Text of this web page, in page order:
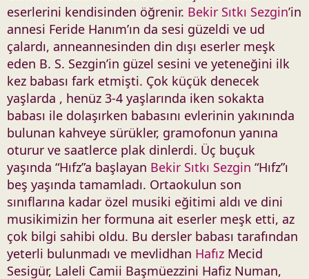
eserlerini kendisinden öğrenir. Bekir Sıtkı Sezgin’in
annesi Feride Hanım’ın da sesi güzeldi ve ud
çalardı, anneannesinden din dışı eserler meşk
eden B. S. Sezgin’in güzel sesini ve yeteneğini ilk
kez babası fark etmişti. Çok küçük denecek
yaşlarda , henüz 3-4 yaşlarında iken sokakta
babası ile dolaşırken babasını evlerinin yakınında
bulunan kahveye sürükler, gramofonun yanına
oturur ve saatlerce plak dinlerdi. Üç buçuk
yaşında “Hıfz”a başlayan Bekir Sıtkı Sezgin “Hıfz”ı
beş yaşında tamamladı. Ortaokulun son
sınıflarına kadar özel musiki eğitimi aldı ve dini
musikimizin her formuna ait eserler meşk etti, az
çok bilgi sahibi oldu. Bu dersler babası tarafından
yeterli bulunmadı ve mevlidhan Hafız Mecid
Sesigür, Laleli Camii Başmüezzini Hafiz Numan,